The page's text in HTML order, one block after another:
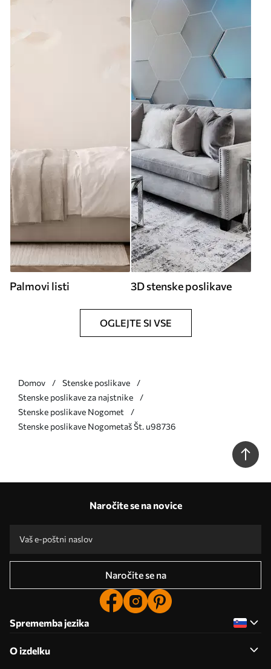
Palmovi listi 3D stenske poslikave
OGLEJTE SI VSE
Domov
Stenske poslikave
Stenske poslikave za najstnike
Stenske poslikave Nogomet
Stenske poslikave Nogometaš Št. u98736
Naročite se na novice
Naročite se na
Sprememba jezika
O izdelku